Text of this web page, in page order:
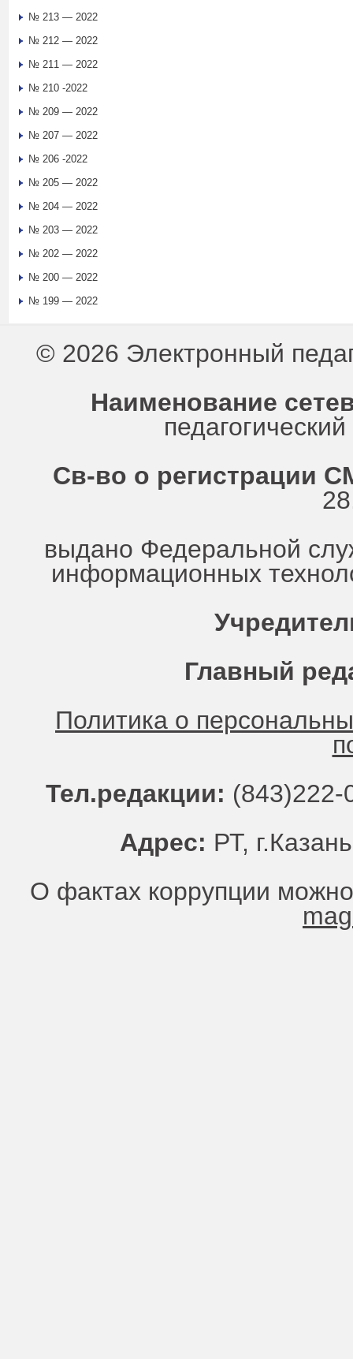
№ 213 — 2022
№ 212 — 2022
№ 211 — 2022
№ 210 -2022
№ 209 — 2022
№ 207 — 2022
№ 206 -2022
№ 205 — 2022
№ 204 — 2022
№ 203 — 2022
№ 202 — 2022
№ 200 — 2022
№ 199 — 2022
© 2026 Электронный
Наименование
Св-во о регистрации
выдано Федеральной
информационных
Главный
Политика о
Тел.редакции:
Адрес: РТ,
О фактах коррупции